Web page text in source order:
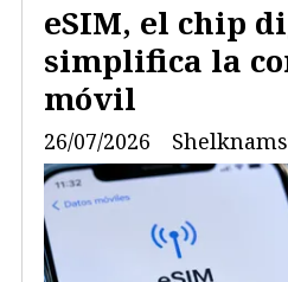
eSIM, el chip
simplifica la
móvil
26/07/2026